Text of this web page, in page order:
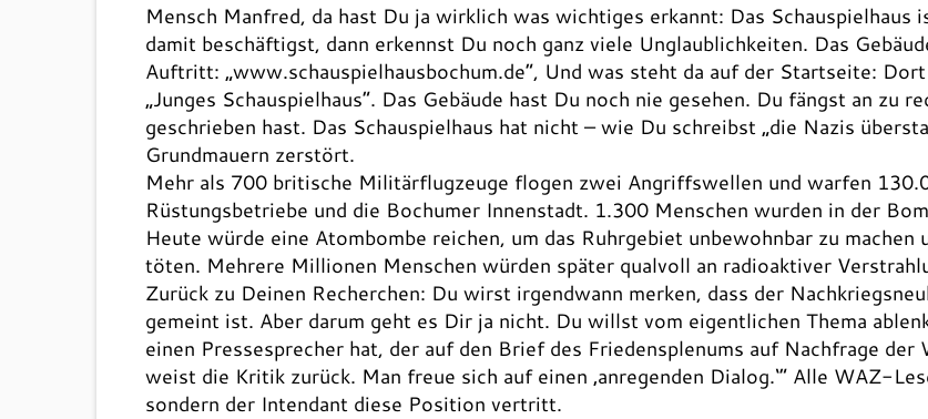
Mensch Manfred, da hast Du ja wirklich was wichtiges erkannt: Das
damit beschäftigst, dann erkennst Du noch ganz viele Unglaublichkeiten. Das
Auftritt: „www.schauspielhausbochum.de“, Und was steht da auf der Startseite:
„Junges Schauspielhaus“. Das Gebäude hast Du noch nie gesehen. Du fängst an zu
geschrieben hast. Das Schauspielhaus hat nicht – wie Du schreibst „die Nazis
Grundmauern zerstört.
Mehr als 700 britische Militärflugzeuge flogen zwei Angriffswellen und warfen
Rüstungsbetriebe und die Bochumer Innenstadt. 1.300 Menschen wurden in der
Heute würde eine Atombombe reichen, um das Ruhrgebiet unbewohnbar zu
töten. Mehrere Millionen Menschen würden später qualvoll an radioaktiver
Zurück zu Deinen Recherchen: Du wirst irgendwann merken, dass der
gemeint ist. Aber darum geht es Dir ja nicht. Du willst vom eigentlichen Thema
einen Pressesprecher hat, der auf den Brief des Friedensplenums auf Nachfrage
weist die Kritik zurück. Man freue sich auf einen ‚anregenden Dialog.‘“ Alle WAZ-
sondern der Intendant diese Position vertritt.